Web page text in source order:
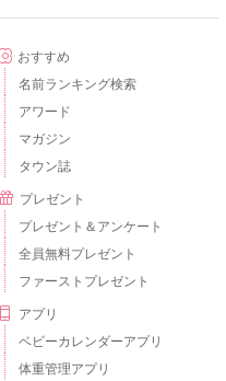
おすすめ
名前ランキング検索
アワード
マガジン
タウン誌
プレゼント
プレゼント＆アンケート
全員無料プレゼント
ファーストプレゼント
アプリ
ベビーカレンダーアプリ
体重管理アプリ